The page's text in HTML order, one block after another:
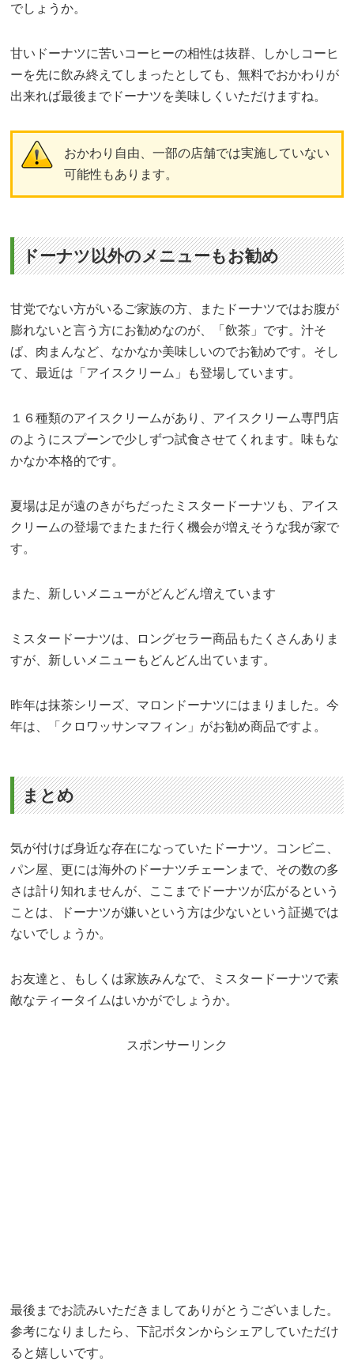
でしょうか。
甘いドーナツに苦いコーヒーの相性は抜群、しかしコーヒ
ーを先に飲み終えてしまったとしても、無料でおかわりが
出来れば最後までドーナツを美味しくいただけますね。
おかわり自由、一部の店舗では実施していない
可能性もあります。
ドーナツ以外のメニューもお勧め
甘党でない方がいるご家族の方、またドーナツではお腹が
膨れないと言う方にお勧めなのが、「飲茶」です。汁そ
ば、肉まんなど、なかなか美味しいのでお勧めです。そし
て、最近は「アイスクリーム」も登場しています。
１６種類のアイスクリームがあり、アイスクリーム専門店
のようにスプーンで少しずつ試食させてくれます。味もな
かなか本格的です。
夏場は足が遠のきがちだったミスタードーナツも、アイス
クリームの登場でまたまた行く機会が増えそうな我が家で
す。
また、新しいメニューがどんどん増えています
ミスタードーナツは、ロングセラー商品もたくさんありま
すが、新しいメニューもどんどん出ています。
昨年は抹茶シリーズ、マロンドーナツにはまりました。今
年は、「クロワッサンマフィン」がお勧め商品ですよ。
まとめ
気が付けば身近な存在になっていたドーナツ。コンビニ、
パン屋、更には海外のドーナツチェーンまで、その数の多
さは計り知れませんが、ここまでドーナツが広がるという
ことは、ドーナツが嫌いという方は少ないという証拠では
ないでしょうか。
お友達と、もしくは家族みんなで、ミスタードーナツで素
敵なティータイムはいかがでしょうか。
スポンサーリンク
最後までお読みいただきましてありがとうございました。
参考になりましたら、下記ボタンからシェアしていただけ
ると嬉しいです。